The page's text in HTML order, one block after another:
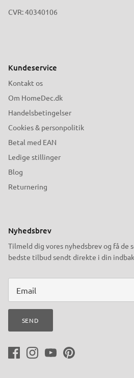
CVR: 40340106
Kundeservice
Kontakt os
Om HomeDec.dk
Handelsbetingelser
Cookies & personpolitik
Betal med EAN
Ledige stillinger
Blog
Returnering
Nyhedsbrev
Tilmeld dig vores nyhedsbrev og få de
bedste tilbud sendt direkte i din
SEND